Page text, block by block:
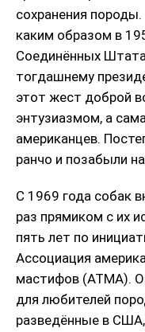
сохранения
каким образом в
Соединённых
тогдашнему
этот жест доброй
энтузиазмом, а
американцев.
ранчо и позабыли
С 1969 года собак
раз прямиком с их
пять лет по
Ассоциация
мастифов (ATMA).
для любителей
разведённые в США,